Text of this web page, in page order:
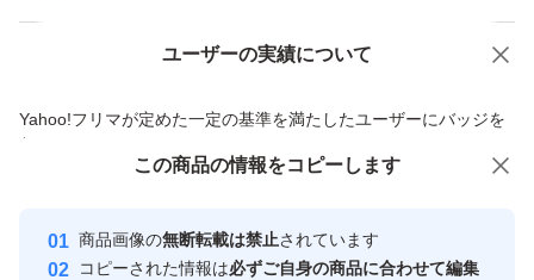
県産)､かつおエキス､かつおだし／調味料(アミノ酸等)､(一
部に小麦・大豆を含む)
エネルギー：94kcal
たんぱく質：4.4g
炭 水 化 物：18.3g
ユーザーの実績について
Yahoo!フリマが定めた一定の基準を満たしたユーザーにバッジを
付与しています
安心取引出品者
心・安全なユーザーです
価格の相談 商品への質問
この商品の情報をコピーします
商品画像の無断転載は禁止されています
コピーされた情報は必ずご自身の商品に合わせて編集
この商品をみている人にオススメ